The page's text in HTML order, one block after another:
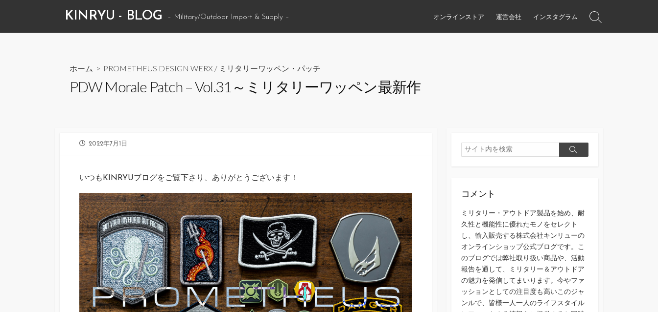
テ
KINRYU - BLOG – Military/Outdoor Import & Supply – オンラインストア 運営会社 インスタグラム
検
索
ホーム > PROMETHEUS DESIGN WERX / ミリタリーワッペン・パッチ
PDW Morale Patch – Vol.31～ミリタリーワッペン最新作
公
2022年7月1日
いつもKINRYUブログをご覧下さり、ありがとうございます！
検
索
検
コメント
ミリタリー・アウトドア製品を始め、耐
久性と機能性に優れたモノをセレクト
し、輸入販売する株式会社キンリューの
オンラインショップ公式ブログです。こ
のブログでは弊社取り扱い商品や、活動
報告を通して、ミリタリー＆アウトドア
の魅力を発信してまいります。今やファ
ッションとしての注目度も高いこのジャ
ンルで、皆様一人一人のライフスタイル